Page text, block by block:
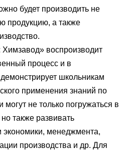
будет производить не
продукцию, а также
воспроизводит
процесс и в
школьникам
применения знаний по
не только погружаться в
также развивать
экономики, менеджмента,
производства и др. Для